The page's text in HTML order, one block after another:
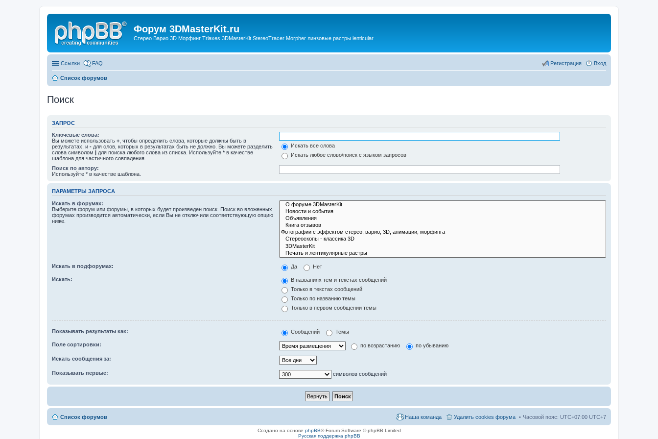
Форум 3DMasterKit.ru
Стерео Варио 3D Морфинг Triaxes 3DMasterKit StereoTracer Morpher линзовые растры lenticular
Ссылки FAQ Вход
Регистрация
Список форумов
Поиск
ЗАПРОС
Ключевые слова:
Вы можете использовать + , чтобы определить слова, которые должны быть в
результатах, и - для слов, которых в результатах быть не должно. Вы можете разделить
слова символом | для поиска любого слова из списка. Используйте * в качестве
шаблона для частичного совпадения.
Искать все слова
Искать любое слово/поиск с языком запросов
Поиск по автору:
Используйте * в качестве шаблона.
ПАРАМЕТРЫ ЗАПРОСА
Искать в форумах:
Выберите форум или форумы, в которых будет произведен поиск. Поиск во вложенных
форумах производится автоматически, если Вы не отключили соответствующую опцию
ниже.
Искать в подфорумах: Да Нет
Искать:
В названиях тем и текстах сообщений
Только в текстах сообщений
Только по названию темы
Только в первом сообщении темы
Показывать результаты как: Сообщений Темы
Поле сортировки: по возрастанию по убыванию
Искать сообщения за:
Показывать первые: символов сообщений
Список форумов Часовой пояс: UTC+07:00 UTC+7
Удалить cookies форума
Наша команда
Создано на основе phpBB® Forum Software © phpBB Limited
Русская поддержка phpBB